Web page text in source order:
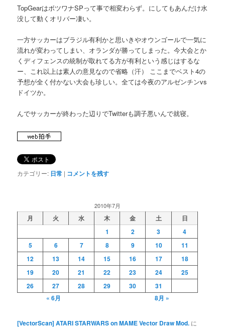
TopGearはボツワナSPって事で相変わらず。にしてもあんだけ水
没して動くオリバー凄い。
一方サッカーはブラジル有利かと思いきやオウンゴールで一気に
流れが変わってしまい、オランダが勝ってしまった。今大会とか
くディフェンスの統制が取れてる方が有利という感じはするな
ー、これ以上は素人の意見なので省略（汗） ここまでベスト4の
予想が全く付かない大会も珍しい。全ては今夜のアルゼンチンvs
ドイツか。
んでサッカーが終わった辺りでTwitterも調子悪いんで就寝。
カテゴリー: 日常 | コメントを残す
2010年7月
月 火 水 木 金 土
日
1
2 3
4
5
6 7 8 9 10
11
12
13 14 15 16 17
18
19
20 21 22 23 24
25
26
27 28 29 30
31
« 6月
8月 »
[VectorScan] ATARI STARWARS on MAME Vector Draw Mod. に